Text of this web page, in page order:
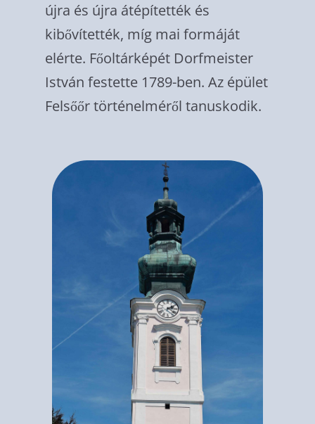
újra és újra átépítették és
kibővítették, míg mai formáját
elérte. Főoltárképét Dorfmeis­ter
István festette 1789-ben. Az épület
Felső­őr történelméről tanuskodik.